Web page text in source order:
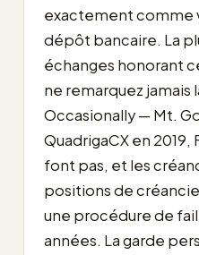
exactement comme
dépôt bancaire. La
échanges honorant
ne remarquez jamais
Occasionally — Mt.
QuadrigaCX en 2019,
font pas, et les
positions de
une procédure de
années. La garde